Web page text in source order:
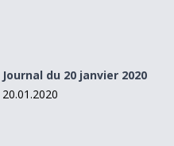
Journal du 20 janvier 2020
20.01.2020